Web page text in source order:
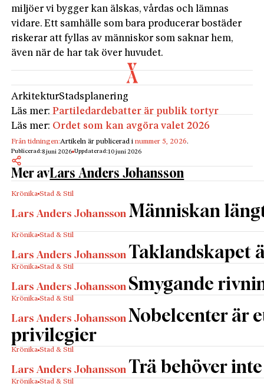
miljöer vi bygger kan älskas, vårdas och lämnas
vidare. Ett samhälle som bara producerar bostäder
riskerar att fyllas av människor som saknar hem,
även när de har tak över huvudet.
ArkitekturStadsplanering
Läs mer:Partiledardebatter är publik tortyr
Läs mer: Ordet som kan avgöra valet 2026
Från tidningen:Artikeln är publicerad inummer 5, 2026.
Publicerad:8 juni 2026 Uppdaterad:10 juni 2026
Mer avLars Anders Johansson
Krönika Stad & Stil
Lars Anders Johansson Människan
Krönika Stad & Stil
Lars Anders Johansson Taklandskapet
Krönika Stad & Stil
Lars Anders Johansson Smygande
Krönika Stad & Stil
Lars Anders Johansson Nobelcenter är
privilegier
Krönika Stad & Stil
Lars Anders Johansson Trä behöver
Krönika Stad & Stil